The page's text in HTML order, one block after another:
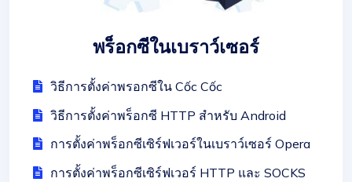
พร็อกซีในเบราว์เซอร์
วิธีการตั้งค่าพรอกซีใน Cốc Cốc
วิธีการตั้งค่าพร็อกซี HTTP สำหรับ Android
การตั้งค่าพร็อกซีเซิร์ฟเวอร์ในเบราว์เซอร์ Opera
การตั้งค่าพร็อกซีเซิร์ฟเวอร์ HTTP และ SOCKS